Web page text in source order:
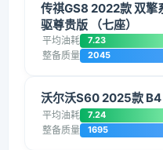
传祺GS8 2022款 双擎
驱尊贵版 （七座）
平均油耗 7.23
整备质量 2045
沃尔沃S60 2025款 B4
平均油耗 7.24
整备质量 1695